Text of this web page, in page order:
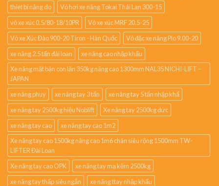
thiet bi nâng do
Vỏ hơi xe nâng Tokai Thái Lan 300-15
vỏ xe xúc 0.5/80-18/10PR
Vỏ xe xúc MRF 20.5-25
Vỏ xe Xúc Đào 900-20 Tiron - Hàn Quốc
Vỏ đặc xe nâng Pio 9.00-20
xe nâng 2.5 tấn đài loan
xe nâng cao nhập khẩu
Xe nâng mặt bàn con lăn 350kg nâng cao 1300mm NAL35 NICHI-LIFT –
JAPAN
xe nâng phuy
xe nâng tay 3 tấn
xe nâng tay 5 tấn nhập khẩ
xe nâng tay 2500kg hiệu Noblift
Xe nâng tay 2500kg đức
xe nâng tay cao
xe nâng tay cao 1m2
Xe nâng tay cao 1500kg nâng cao 1m6 chân siêu rộng 1500mm TW-
LIFTER Đài Loan
Xe nâng tay cao OPK
xe nâng tay mạ kẽm 2500kg
xe nâng tay thấp siêu ngắn
xe nâng ttay nhập khẩu